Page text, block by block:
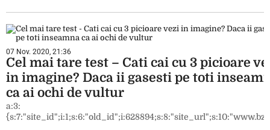
07 Nov. 2020, 21:36
Cel mai tare test – Cati cai cu 3 picioare
in imagine? Daca ii gasesti pe toti
ca ai ochi de vultur
a:3: